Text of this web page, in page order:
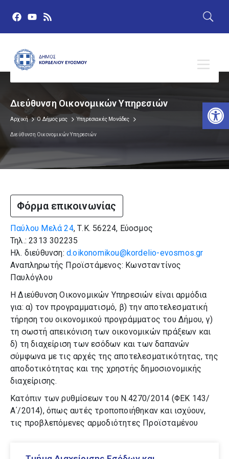
Διεύθυνση Οικονομικών Υπηρεσιών
Αρχική Ο Δήμος μας Υπηρεσιακές Μονάδες
Διεύθυνση Οικονομικών Υπηρεσιών
Κατηγορίες
Όλα τα τμήματα
Διεύθυνση Αθλητισμού
Διεύθυνση Προγραμματισμού,
Πληροφορικής και
Χρηματοδοτούμενων
Προγραμμάτων
Διεύθυνση Δημοτικής
Αστυνομίας
Διεύθυνση Διοίκησης και
Ανθρώπινου Δυναμικού
Διεύθυνση Καθαριότητας,
Ανακύκλωσης & Στόλου
Οχημάτων
Διεύθυνση Κέντρων
Φόρμα επικοινωνίας
Παύλου Μελά 24, Τ.Κ. 56224, Εύοσμος
Τηλ.: 2313 302235
Ηλ. διεύθυνση: d.oikonomikou@kordelio-evosmos.gr
Αναπληρωτής Προϊστάμενος: Κωνσταντίνος
Παυλόγλου
Η Διεύθυνση Οικονομικών Υπηρεσιών είναι αρμόδια
για: α) τον προγραμματισμό, β) την αποτελεσματική
τήρηση του οικονομικού προγράμματος του Δήμου, γ)
τη σωστή απεικόνιση των οικονομικών πράξεων και
δ) τη διαχείριση των εσόδων και των δαπανών
σύμφωνα με τις αρχές της αποτελεσματικότητας, της
αποδοτικότητας και της χρηστής δημοσιονομικής
διαχείρισης.
Κατόπιν των ρυθμίσεων του Ν.4270/2014 (ΦΕΚ 143/
Α΄/2014), όπως αυτές τροποποιήθηκαν και ισχύουν,
τις προβλεπόμενες αρμοδιότητες Προϊσταμένου